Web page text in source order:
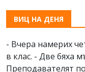
ВИЦ НА ДЕНЯ
- Вчера намерих
в клас. - Две бяха
Преподавателят